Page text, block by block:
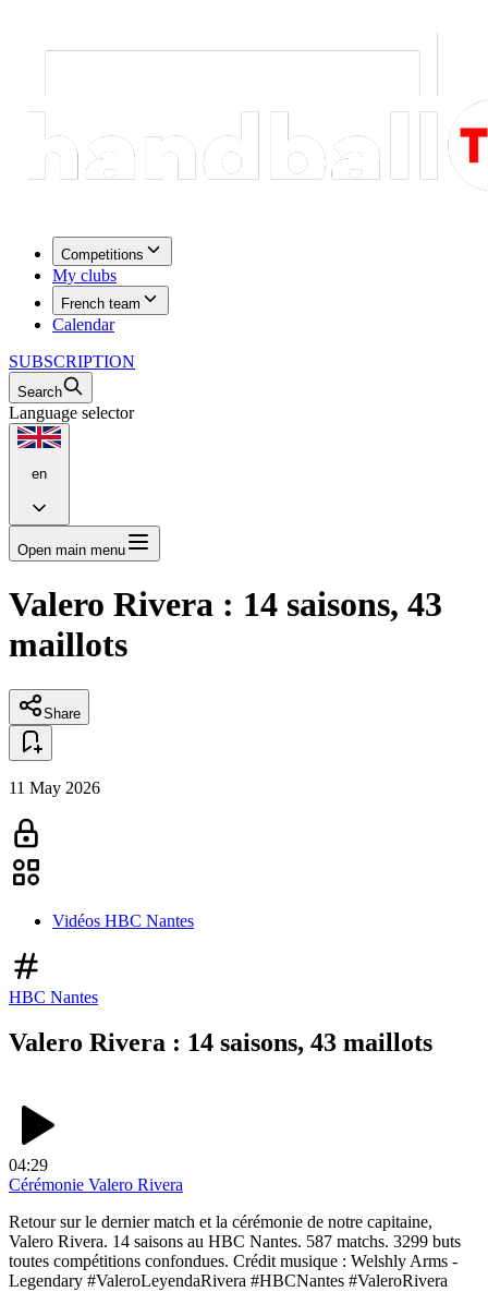
Competitions
My clubs
French team
Calendar
SUBSCRIPTION
Search
Language selector
en
Open main menu
Valero Rivera : 14 saisons, 43
maillots
Share
11 May 2026
Vidéos HBC Nantes
HBC Nantes
Valero Rivera : 14 saisons, 43 maillots
04:29
Cérémonie Valero Rivera
Retour sur le dernier match et la cérémonie de notre capitaine,
Valero Rivera. 14 saisons au HBC Nantes. 587 matchs. 3299 buts
toutes compétitions confondues. Crédit musique : Welshly Arms -
Legendary #ValeroLeyendaRivera #HBCNantes #ValeroRivera